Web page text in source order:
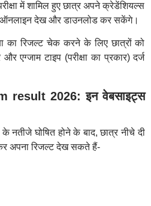
में शामिल हुए छात्र अपने क्रेडेंशियल्स
ऑनलाइन देख और डाउनलोड कर सकेंगे।
का रिजल्ट चेक करने के लिए छात्रों को
एग्जाम टाइप (परीक्षा का प्रकार) दर्ज
result 2026: इन वेबसाइट्स
के नतीजे घोषित होने के बाद, छात्र नीचे दी
अपना रिजल्ट देख सकते हैं-